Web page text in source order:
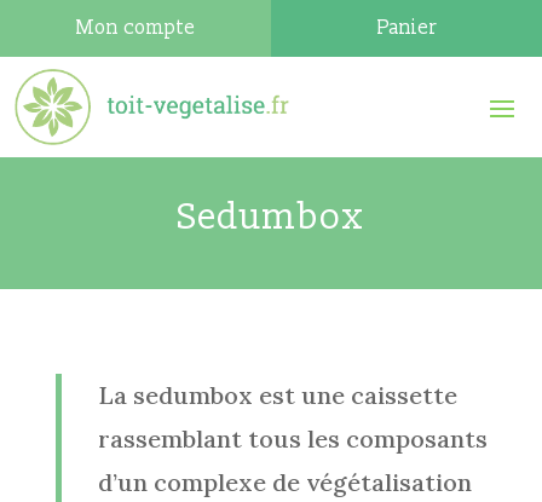
Mon compte Panier
Sedumbox
La sedumbox est une caissette
rassemblant tous les composants
d’un complexe de végétalisation